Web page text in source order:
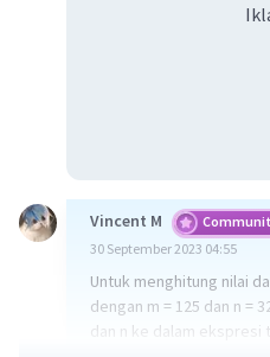
Vincent M
30 September 2023 04:55
Untuk menghitung nilai
dengan m = 125 dan n =
dan n ke dalam ekspresi